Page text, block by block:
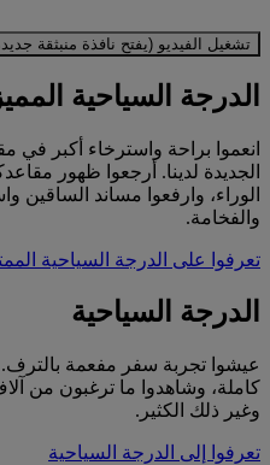
تشغيل الفيديو (يفتح نافذة منبثقة
الدرجة السياحية
انعموا براحة واسترخاء أكبر في
الجديدة لدينا. أرجعوا ظهور
الوراء، وارفعوا مساند الساقين
والفخامة.
تعرفوا على الدرجة السياحية
الدرجة السياحية
عيشوا تجربة سفر مفعمة بالترف.
كاملة، وشاهدوا ما ترغبون من آلاف
وغير ذلك الكثير.
تعرفوا إلى الدرجة السياحية